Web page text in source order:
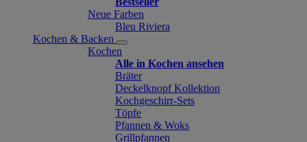
Neue Farben
Bleu Riviera
Kochen & Backen
Kochen
Alle in Kochen ansehen
Bräter
Deckelknopf Kollektion
Kochgeschirr-Sets
Töpfe
Pfannen & Woks
Grillpfannen